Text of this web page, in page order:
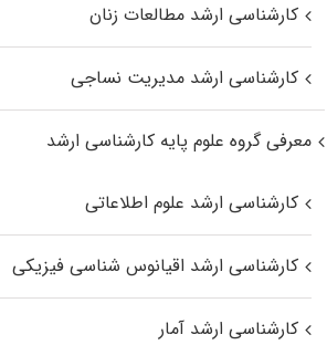
کارشناسی ارشد مطالعات زنان
کارشناسی ارشد مدیریت نساجی
معرفی گروه علوم پایه کارشناسی ارشد
کارشناسی ارشد علوم اطلاعاتی
کارشناسی ارشد اقیانوس‌ شناسی فیزیکی
کارشناسی ارشد آمار